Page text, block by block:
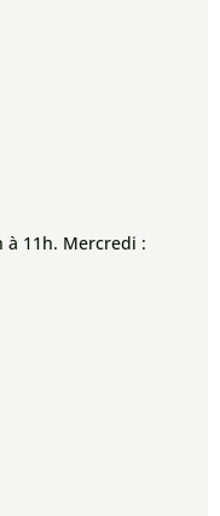
11h. Mercredi :